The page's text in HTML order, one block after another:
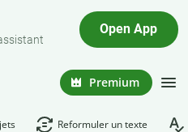
Open App
Premium
Reformuler un texte